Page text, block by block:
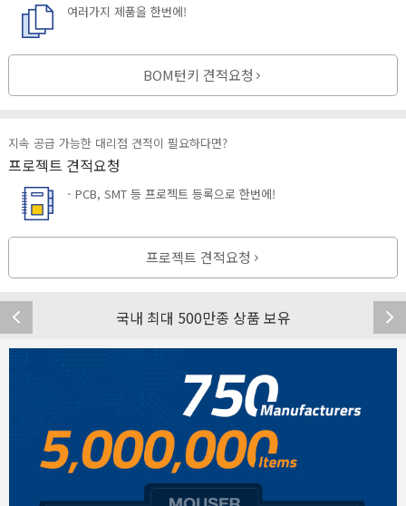
여러가지 제품을 한번에!
BOM턴키 견적요청
지속 공급 가능한 대리점 견적이 필요하다면?
프로젝트 견적요청
- PCB, SMT 등 프로젝트 등록으로 한번에!
프로젝트 견적요청
국내 최대 500만종 상품 보유